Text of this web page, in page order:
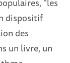
dispositif
des
un livre, un